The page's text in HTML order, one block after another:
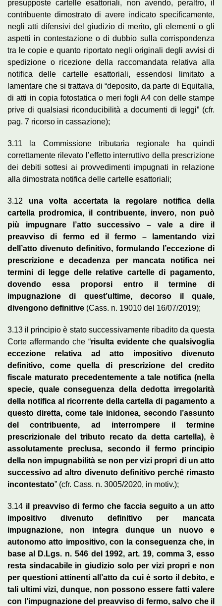
presupposte cartelle esattoriali, non avendo, peraltro, il
contribuente dimostrato di avere indicato specificamente,
negli atti difensivi del giudizio di merito, gli elementi o gli
aspetti in contestazione o di dubbio sulla corrispondenza
tra le copie e quanto riportato negli originali degli avvisi di
spedizione o ricezione della raccomandata relativa alla
notifica delle cartelle esattoriali, essendosi limitato a
lamentare che si trattava di “deposito, da parte di Equitalia,
di atti in copia fotostatica o meri fogli A4 con delle stampe
prive di qualsiasi riconducibilità a documenti di leggi” (cfr.
pag. 7 ricorso in cassazione);
3.11 la Commissione tributaria regionale ha quindi
correttamente rilevato l’effetto interruttivo della prescrizione
dei debiti sottesi ai provvedimenti impugnati in relazione
alla dimostrata notifica delle cartelle esattoriali;
3.12 una volta accertata la regolare notifica della
cartella prodromica, il contribuente, invero, non può
più impugnare l’atto successivo – vale a dire il
preavviso di fermo ed il fermo – lamentando vizi
dell’atto divenuto definitivo, formulando l’eccezione di
prescrizione e decadenza per mancata notifica nei
termini di legge delle relative cartelle di pagamento,
dovendo essa proporsi entro il termine di
impugnazione di quest’ultime, decorso il quale,
divengono definitive (Cass. n. 19010 del 16/07/2019);
3.13 il principio è stato successivamente ribadito da questa
Corte affermando che “risulta evidente che qualsivoglia
eccezione relativa ad atto impositivo divenuto
definitivo, come quella di prescrizione del credito
fiscale maturato precedentemente a tale notifica (nella
specie, quale conseguenza della dedotta irregolarità
della notifica al ricorrente della cartella di pagamento a
questo diretta, come tale inidonea, secondo l’assunto
del contribuente, ad interrompere il termine
prescrizionale del tributo recato da detta cartella), è
assolutamente preclusa, secondo il fermo principio
della non impugnabilità se non per vizi propri di un atto
successivo ad altro divenuto definitivo perché rimasto
incontestato” (cfr. Cass. n. 3005/2020, in motiv.);
3.14 il preavviso di fermo che faccia seguito a un atto
impositivo divenuto definitivo per mancata
impugnazione, non integra dunque un nuovo e
autonomo atto impositivo, con la conseguenza che, in
base al D.Lgs. n. 546 del 1992, art. 19, comma 3, esso
resta sindacabile in giudizio solo per vizi propri e non
per questioni attinenti all’atto da cui è sorto il debito, e
tali ultimi vizi, dunque, non possono essere fatti valere
con l’impugnazione del preavviso di fermo, salvo che il